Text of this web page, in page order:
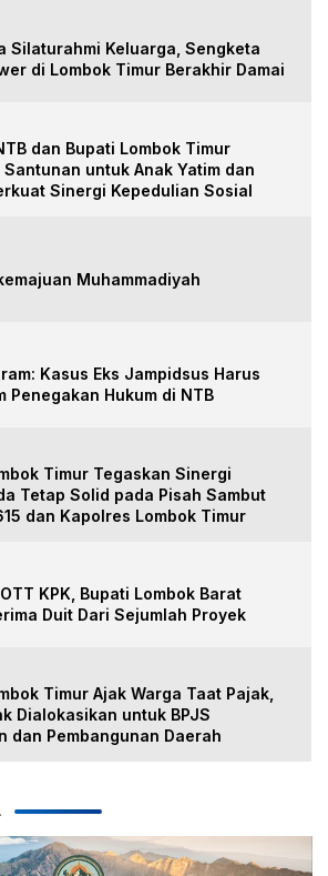
Silaturahmi Keluarga, Sengketa
di Lombok Timur Berakhir Damai
dan Bupati Lombok Timur
untuk Anak Yatim dan
Sinergi Kepedulian Sosial
Muhammadiyah
Kasus Eks Jampidsus Harus
Penegakan Hukum di NTB
Timur Tegaskan Sinergi
Tetap Solid pada Pisah Sambut
dan Kapolres Lombok Timur
KPK, Bupati Lombok Barat
Duit Dari Sejumlah Proyek
Timur Ajak Warga Taat Pajak,
Dialokasikan untuk BPJS
dan Pembangunan Daerah